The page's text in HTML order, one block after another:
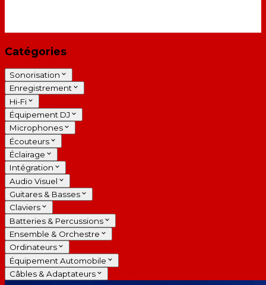
Catégories
Sonorisation
Enregistrement
Hi-Fi
Équipement DJ
Microphones
Écouteurs
Éclairage
Intégration
Audio Visuel
Guitares & Basses
Claviers
Batteries & Percussions
Ensemble & Orchestre
Ordinateurs
Équipement Automobile
Câbles & Adaptateurs